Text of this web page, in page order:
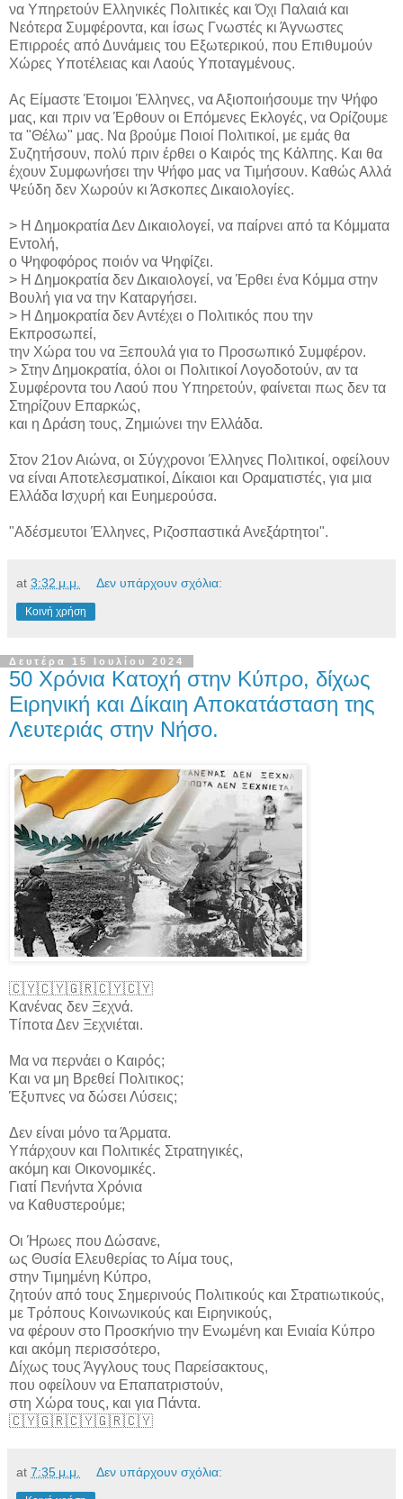
να Υπηρετούν Ελληνικές Πολιτικές και Όχι Παλαιά και
Νεότερα Συμφέροντα, και ίσως Γνωστές κι Άγνωστες
Επιρροές από Δυνάμεις του Εξωτερικού, που Επιθυμούν
Χώρες Υποτέλειας και Λαούς Υποταγμένους.
Ας Είμαστε Έτοιμοι Έλληνες, να Αξιοποιήσουμε την Ψήφο
μας, και πριν να Έρθουν οι Επόμενες Εκλογές, να Ορίζουμε
τα "Θέλω" μας. Να βρούμε Ποιοί Πολιτικοί, με εμάς θα
Συζητήσουν, πολύ πριν έρθει ο Καιρός της Κάλπης. Και θα
έχουν Συμφωνήσει την Ψήφο μας να Τιμήσουν. Καθώς Αλλά
Ψεύδη δεν Χωρούν κι Άσκοπες Δικαιολογίες.
> Η Δημοκρατία Δεν Δικαιολογεί, να παίρνει από τα Κόμματα
Εντολή,
ο Ψηφοφόρος ποιόν να Ψηφίζει.
> Η Δημοκρατία δεν Δικαιολογεί, να Έρθει ένα Κόμμα στην
Βουλή για να την Καταργήσει.
> Η Δημοκρατία δεν Αντέχει ο Πολιτικός που την
Εκπροσωπεί,
την Χώρα του να Ξεπουλά για το Προσωπικό Συμφέρον.
> Στην Δημοκρατία, όλοι οι Πολιτικοί Λογοδοτούν, αν τα
Συμφέροντα του Λαού που Υπηρετούν, φαίνεται πως δεν τα
Στηρίζουν Επαρκώς,
και η Δράση τους, Ζημιώνει την Ελλάδα.
Στον 21ον Αιώνα, οι Σύγχρονοι Έλληνες Πολιτικοί, οφείλουν
να είναι Αποτελεσματικοί, Δίκαιοι και Οραματιστές, για μια
Ελλάδα Ισχυρή και Ευημερούσα.
"Αδέσμευτοι Έλληνες, Ριζοσπαστικά Ανεξάρτητοι".
at 3:32 μ.μ. Δεν υπάρχουν σχόλια:
Κοινή χρήση
Δευτέρα 15 Ιουλίου 2024
50 Χρόνια Κατοχή στην Κύπρο, δίχως
Ειρηνική και Δίκαιη Αποκατάσταση της
Λευτεριάς στην Νήσο.
🇨🇾🇨🇾🇬🇷🇨🇾🇨🇾
Κανένας δεν Ξεχνά.
Τίποτα Δεν Ξεχνιέται.
Μα να περνάει ο Καιρός;
Και να μη Βρεθεί Πολιτικος;
Έξυπνες να δώσει Λύσεις;
Δεν είναι μόνο τα Άρματα.
Υπάρχουν και Πολιτικές Στρατηγικές,
ακόμη και Οικονομικές.
Γιατί Πενήντα Χρόνια
να Καθυστερούμε;
Οι Ήρωες που Δώσανε,
ως Θυσία Ελευθερίας το Αίμα τους,
στην Τιμημένη Κύπρο,
ζητούν από τους Σημερινούς Πολιτικούς και Στρατιωτικούς,
με Τρόπους Κοινωνικούς και Ειρηνικούς,
να φέρουν στο Προσκήνιο την Ενωμένη και Ενιαία Κύπρο
και ακόμη περισσότερο,
Δίχως τους Άγγλους τους Παρείσακτους,
που οφείλουν να Επαπατριστούν,
στη Χώρα τους, και για Πάντα.
🇨🇾🇬🇷🇨🇾🇬🇷🇨🇾
at 7:35 μ.μ. Δεν υπάρχουν σχόλια: